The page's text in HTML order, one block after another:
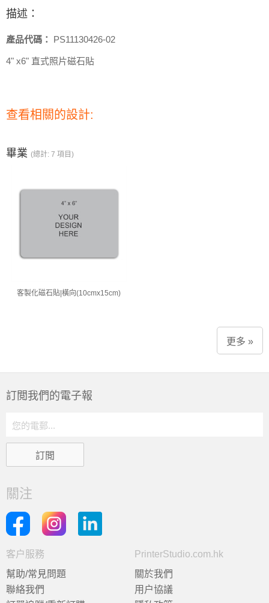
描述：
產品代碼： PS11130426-02
4" x6" 直式照片磁石貼
查看相關的設計:
畢業 (總計: 7 項目)
客製化磁石貼|橫向(10cmx15cm)
更多 »
訂閲我們的電子報
關注
客户服務
幫助/常見問題
聯絡我們
PrinterStudio.com.hk
關於我們
用户協議